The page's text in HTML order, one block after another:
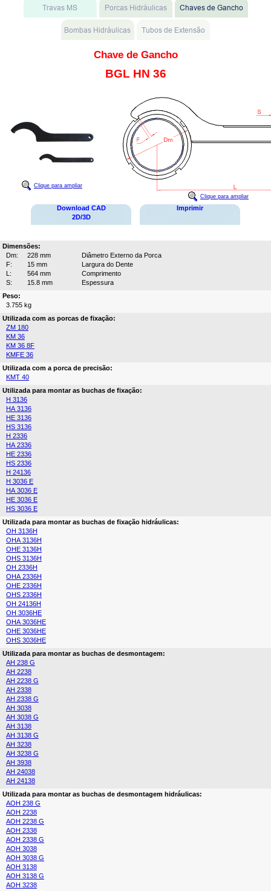
Chave de Gancho
BGL HN 36
Clique para ampliar
Clique para ampliar
Download CAD
2D/3D
Imprimir
Dimensões:
Dm:
228 mm
Diâmetro Externo da Porca
F:
15 mm
Largura do Dente
L:
564 mm
Comprimento
S:
15.8 mm
Espessura
Peso:
3.755 kg
Utilizada com as porcas de fixação:
ZM 180
KM 36
KM 36 8F
KMFE 36
Utilizada com a porca de precisão:
KMT 40
Utilizada para montar as buchas de fixação:
H 3136
HA 3136
HE 3136
HS 3136
H 2336
HA 2336
HE 2336
HS 2336
H 24136
H 3036 E
HA 3036 E
HE 3036 E
HS 3036 E
Utilizada para montar as buchas de fixação hidráulicas:
OH 3136H
OHA 3136H
OHE 3136H
OHS 3136H
OH 2336H
OHA 2336H
OHE 2336H
OHS 2336H
OH 24136H
OH 3036HE
OHA 3036HE
OHE 3036HE
OHS 3036HE
Utilizada para montar as buchas de desmontagem:
AH 238 G
AH 2238
AH 2238 G
AH 2338
AH 2338 G
AH 3038
AH 3038 G
AH 3138
AH 3138 G
AH 3238
AH 3238 G
AH 3938
AH 24038
AH 24138
Utilizada para montar as buchas de desmontagem hidráulicas:
AOH 238 G
AOH 2238
AOH 2238 G
AOH 2338
AOH 2338 G
AOH 3038
AOH 3038 G
AOH 3138
AOH 3138 G
AOH 3238